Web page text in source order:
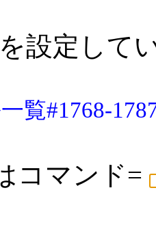
設定して
覧#1768-
コマンド=